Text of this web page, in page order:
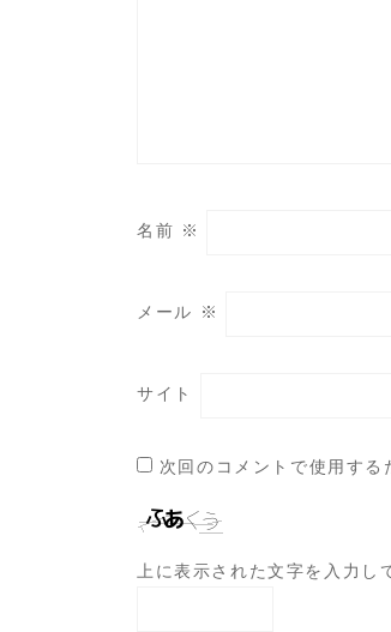
名前 ※
メール ※
サイト
次回のコメントで使用する
上に表示された文字を入力し